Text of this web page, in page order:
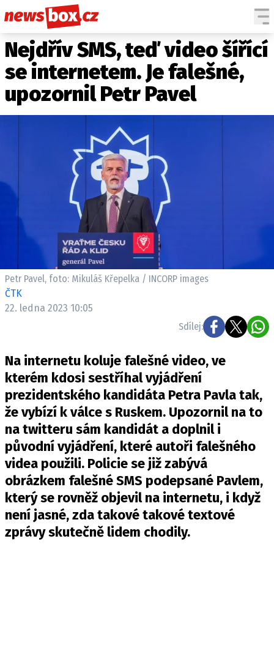
DOMÁCÍ
ZAHRANIČÍ
KRIMI
SPORT
ČESKÉ CELEBRITY
SVĚTOVÉ CELEBRITY
SLEDUJTE NÁS NA|
Máte příběh, fotku nebo video?
Pošlete e-mail na newsbox.cz
KONTAKT
VYDAVATEL
INZERCE
OSOBNÍ ÚDAJE / COOKIES
VOLNÁ MÍSTA
Provozovatelem serveru newsbox.cz je
INCORP MEDIA GROUP s.r.o., IČ: 118 23 054
Nejdřív SMS, teď video šířící
se internetem. Je falešné,
upozornil Petr Pavel
Petr Pavel, foto: Mikuláš Křepelka / INCORP images
ČTK
22. ledna 2023 10:05
Sdílej:
Na internetu koluje falešné video, ve
kterém kdosi sestříhal vyjádření
prezidentského kandidáta Petra Pavla tak,
že vybízí k válce s Ruskem. Upozornil na to
na twitteru sám kandidát a doplnil i
původní vyjádření, které autoři falešného
videa použili. Policie se již zabývá
obrázkem falešné SMS podepsané Pavlem,
který se rovněž objevil na internetu, i když
není jasné, zda takové takové textové
zprávy skutečně lidem chodily.